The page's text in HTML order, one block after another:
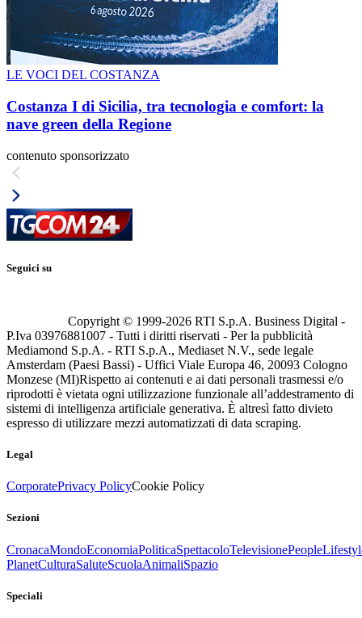
LE VOCI DEL COSTANZA
Costanza I di Sicilia, tra tecnologia e comfort: la
nave green della Regione
contenuto sponsorizzato
Seguici su
Copyright © 1999-2026 RTI S.p.A. Business Digital -
P.Iva 03976881007 - Tutti i diritti riservati - Per la pubblicità
Mediamond S.p.A. - RTI S.p.A., Mediaset N.V., sede legale
Amsterdam (Paesi Bassi) - Uffici Viale Europa 46, 20093 Cologno
Monzese (MI)Rispetto ai contenuti e ai dati personali trasmessi e/o
riprodotti è vietata ogni utilizzazione funzionale all’addestramento di
sistemi di intelligenza artificiale generativa. È altresì fatto divieto
espresso di utilizzare mezzi automatizzati di data scraping.
Legal
CorporatePrivacy PolicyCookie Policy
Sezioni
CronacaMondoEconomiaPoliticaSpettacoloTelevisionePeople
PlanetCulturaSaluteScuolaAnimaliSpazio
Speciali